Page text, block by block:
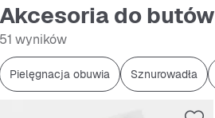
Akcesoria do butów
51 wyników
Pielęgnacja obuwia Sznurowadła